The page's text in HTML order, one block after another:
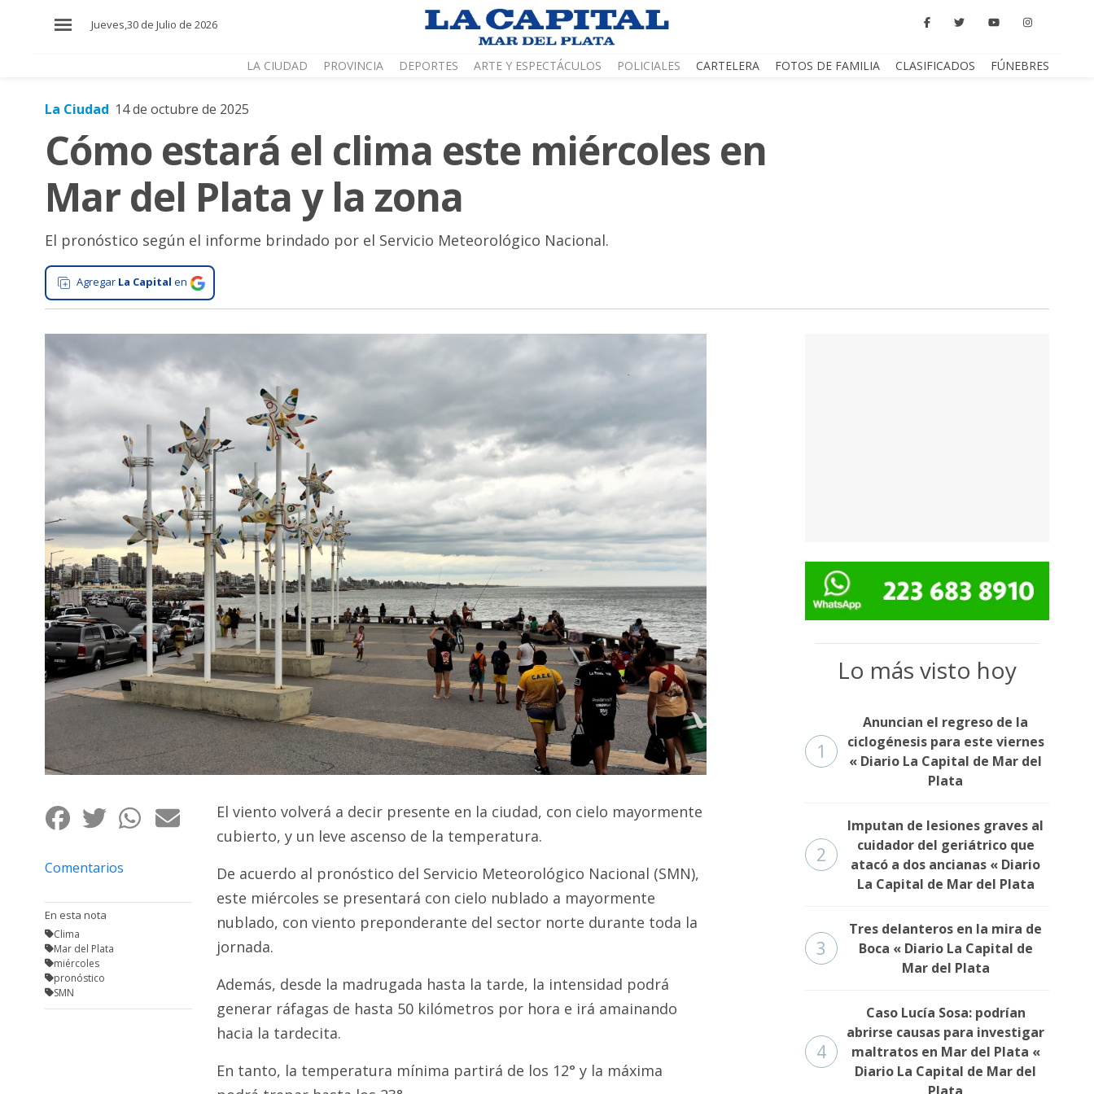
Jueves,30 de Julio de 2026
LA CIUDAD PROVINCIA DEPORTES ARTE Y ESPECTÁCULOS POLICIALES CARTELERA FOTOS DE FAMILIA CLASIFICADOS FÚNEBRES
Mundo
Zona
Cultura
Tecnología
Salud
General
Deportes
Arte
Espectáculos
Policiales
Cartelera
Fotos
Familia
Clasificados
La Ciudad 14 de octubre de 2025
Cómo estará el clima este miércoles en
Mar del Plata y la zona
El pronóstico según el informe brindado por el Servicio Meteorológico Nacional.
Agregar La Capital en
Comentarios
En esta nota
Clima
Mar del Plata
miércoles
pronóstico
SMN
El viento volverá a decir presente en la ciudad, con cielo mayormente
cubierto, y un leve ascenso de la temperatura.
De acuerdo al pronóstico del Servicio Meteorológico Nacional (SMN),
este miércoles se presentará con cielo nublado a mayormente
nublado, con viento preponderante del sector norte durante toda la
jornada.
Además, desde la madrugada hasta la tarde, la intensidad podrá
generar ráfagas de hasta 50 kilómetros por hora e irá amainando
hacia la tardecita.
En tanto, la temperatura mínima partirá de los 12° y la máxima
Lo más visto hoy
1
Anuncian el regreso de la
ciclogénesis para este viernes
« Diario La Capital de Mar del
Plata
2
Imputan de lesiones graves al
cuidador del geriátrico que
atacó a dos ancianas « Diario
La Capital de Mar del Plata
3
Tres delanteros en la mira de
Boca « Diario La Capital de
Mar del Plata
4
Caso Lucía Sosa: podrían
abrirse causas para investigar
maltratos en Mar del Plata «
Diario La Capital de Mar del